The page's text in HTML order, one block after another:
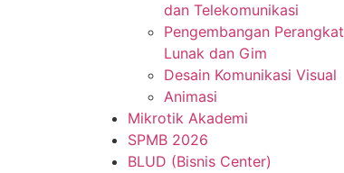
dan Telekomunikasi
Pengembangan Perangkat
Lunak dan Gim
Desain Komunikasi Visual
Animasi
Mikrotik Akademi
SPMB 2026
BLUD (Bisnis Center)